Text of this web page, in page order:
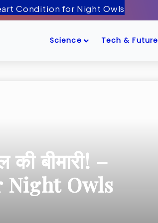
Science Tech & Future
बीमारी! –
Owls